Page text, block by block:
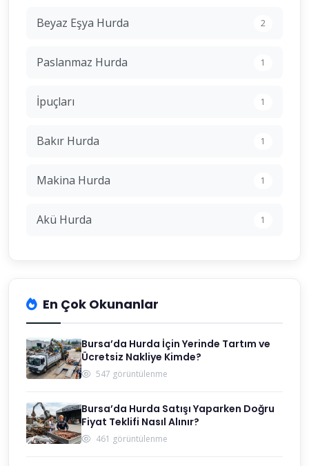
Beyaz Eşya Hurda 2
Paslanmaz Hurda 1
İpuçları 1
Bakır Hurda 1
Makina Hurda 1
Akü Hurda 1
En Çok Okunanlar
Bursa’da Hurda İçin Yerinde Tartım ve
Ücretsiz Nakliye Kimde?
547 görüntülenme
Bursa’da Hurda Satışı Yaparken Doğru
Fiyat Teklifi Nasıl Alınır?
461 görüntülenme